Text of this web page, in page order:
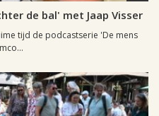
de bal' met Jaap Visser
tijd de podcastserie 'De mens